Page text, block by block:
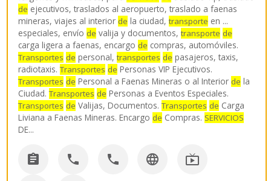
de ejecutivos, traslados al aeropuerto, traslado a faenas
mineras, viajes al interior de la ciudad,transporte en ...
especiales, envío de valija y documentos,transporte de
carga ligera a faenas, encargo de compras, automóviles.
Transportes de personal,transportes de pasajeros, taxis,
radiotaxis.Transportes de Personas VIP Ejecutivos.
Transportes de Personal a Faenas Mineras o al Interior de la
Ciudad.Transportes de Personas a Eventos Especiales.
Transportes de Valijas, Documentos.Transportes de Carga
Liviana a Faenas Mineras. Encargo de Compras. SERVICIOS
DE...
    